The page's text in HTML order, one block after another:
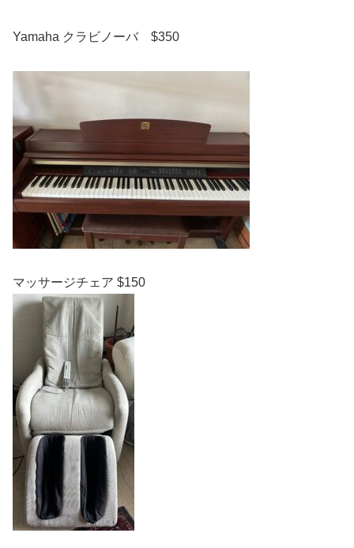
Yamaha クラビノーバ $350
マッサージチェア $150